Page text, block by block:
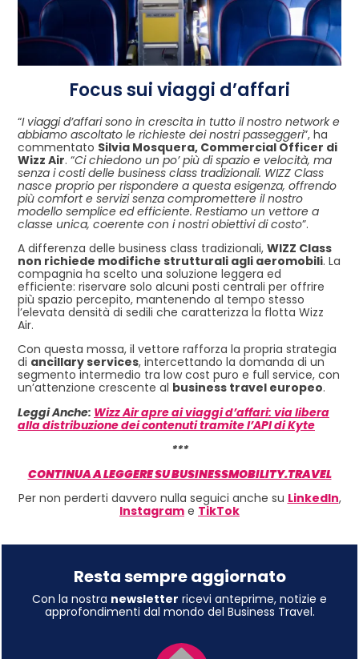
Focus sui viaggi d’affari
“I viaggi d’affari sono in crescita in tutto il nostro network e
abbiamo ascoltato le richieste dei nostri passeggeri”, ha
commentato Silvia Mosquera, Commercial Officer di
Wizz Air. “Ci chiedono un po’ più di spazio e velocità, ma
senza i costi delle business class tradizionali. WIZZ Class
nasce proprio per rispondere a questa esigenza, offrendo
più comfort e servizi senza compromettere il nostro
modello semplice ed efficiente. Restiamo un vettore a
classe unica, coerente con i nostri obiettivi di costo”.
A differenza delle business class tradizionali, WIZZ Class
non richiede modifiche strutturali agli aeromobili. La
compagnia ha scelto una soluzione leggera ed
efficiente: riservare solo alcuni posti centrali per offrire
più spazio percepito, mantenendo al tempo stesso
l’elevata densità di sedili che caratterizza la flotta Wizz
Air.
Con questa mossa, il vettore rafforza la propria strategia
di ancillary services, intercettando la domanda di un
segmento intermedio tra low cost puro e full service, con
un’attenzione crescente al business travel europeo.
Leggi Anche: Wizz Air apre ai viaggi d’affari: via libera
alla distribuzione dei contenuti tramite l’API di Kyte
***
CONTINUA A LEGGERE SU BUSINESSMOBILITY.TRAVEL
Per non perderti davvero nulla seguici anche su LinkedIn,
Instagram e TikTok
Resta sempre aggiornato
Con la nostra newsletter ricevi anteprime, notizie e
approfondimenti dal mondo del Business Travel.